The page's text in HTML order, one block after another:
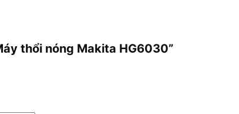
thổi nóng Makita HG6030”